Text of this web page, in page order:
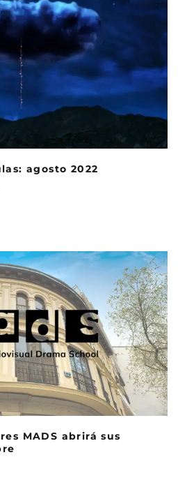
agosto 2022
MADS abrirá sus